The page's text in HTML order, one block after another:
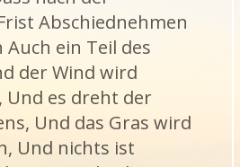
Abschiednehmen
ein Teil des
der Wind wird
Und es dreht der
Und das Gras wird
Und nichts ist